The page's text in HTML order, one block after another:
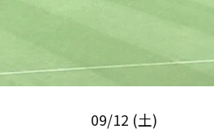
09/12 (土)